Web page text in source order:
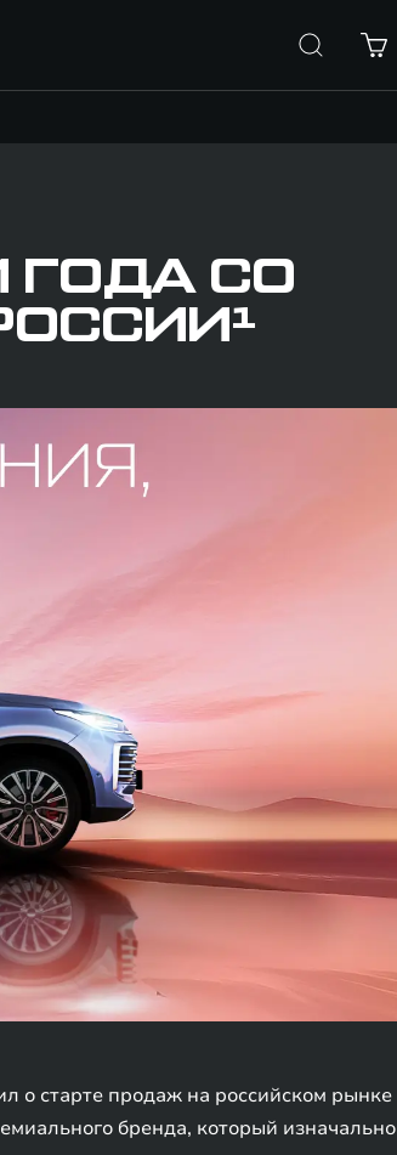
ГОДА СО
о старте продаж на российском рынке
бренда, который изначально